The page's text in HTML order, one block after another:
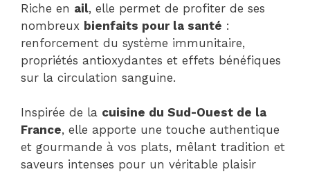
Riche en ail, elle permet de profiter de ses
nombreux bienfaits pour la santé :
renforcement du système immunitaire,
propriétés antioxydantes et effets bénéfiques
sur la circulation sanguine.
Inspirée de la cuisine du Sud-Ouest de la
France, elle apporte une touche authentique
et gourmande à vos plats, mêlant tradition et
saveurs intenses pour un véritable plaisir